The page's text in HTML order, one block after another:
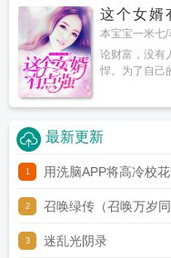
这个女婿
本宝宝一米七/
论财富，没有
悍。为了自己
最新更新
1 用洗脑APP将高冷校
2 召唤绿传（召唤万岁同
3 迷乱光阴录